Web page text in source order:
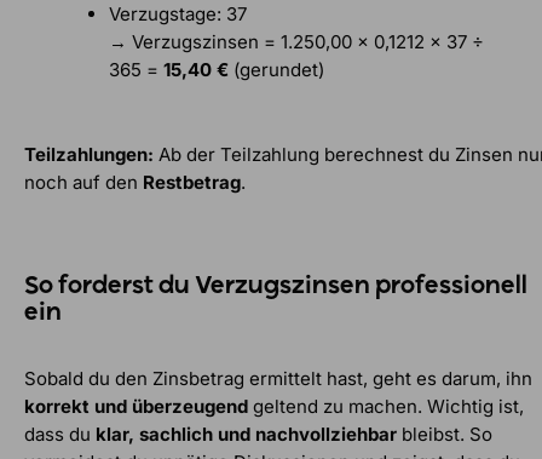
Verzugstage: 37
→ Verzugszinsen = 1.250,00 × 0,1212 × 37 ÷
365 = 15,40 € (gerundet)
Teilzahlungen: Ab der Teilzahlung berechnest du Zinsen
noch auf den Restbetrag.
So forderst du Verzugszinsen professionell
ein
Sobald du den Zinsbetrag ermittelt hast, geht es darum, ihn
korrekt und überzeugend geltend zu machen. Wichtig ist,
dass du klar, sachlich und nachvollziehbar bleibst. So